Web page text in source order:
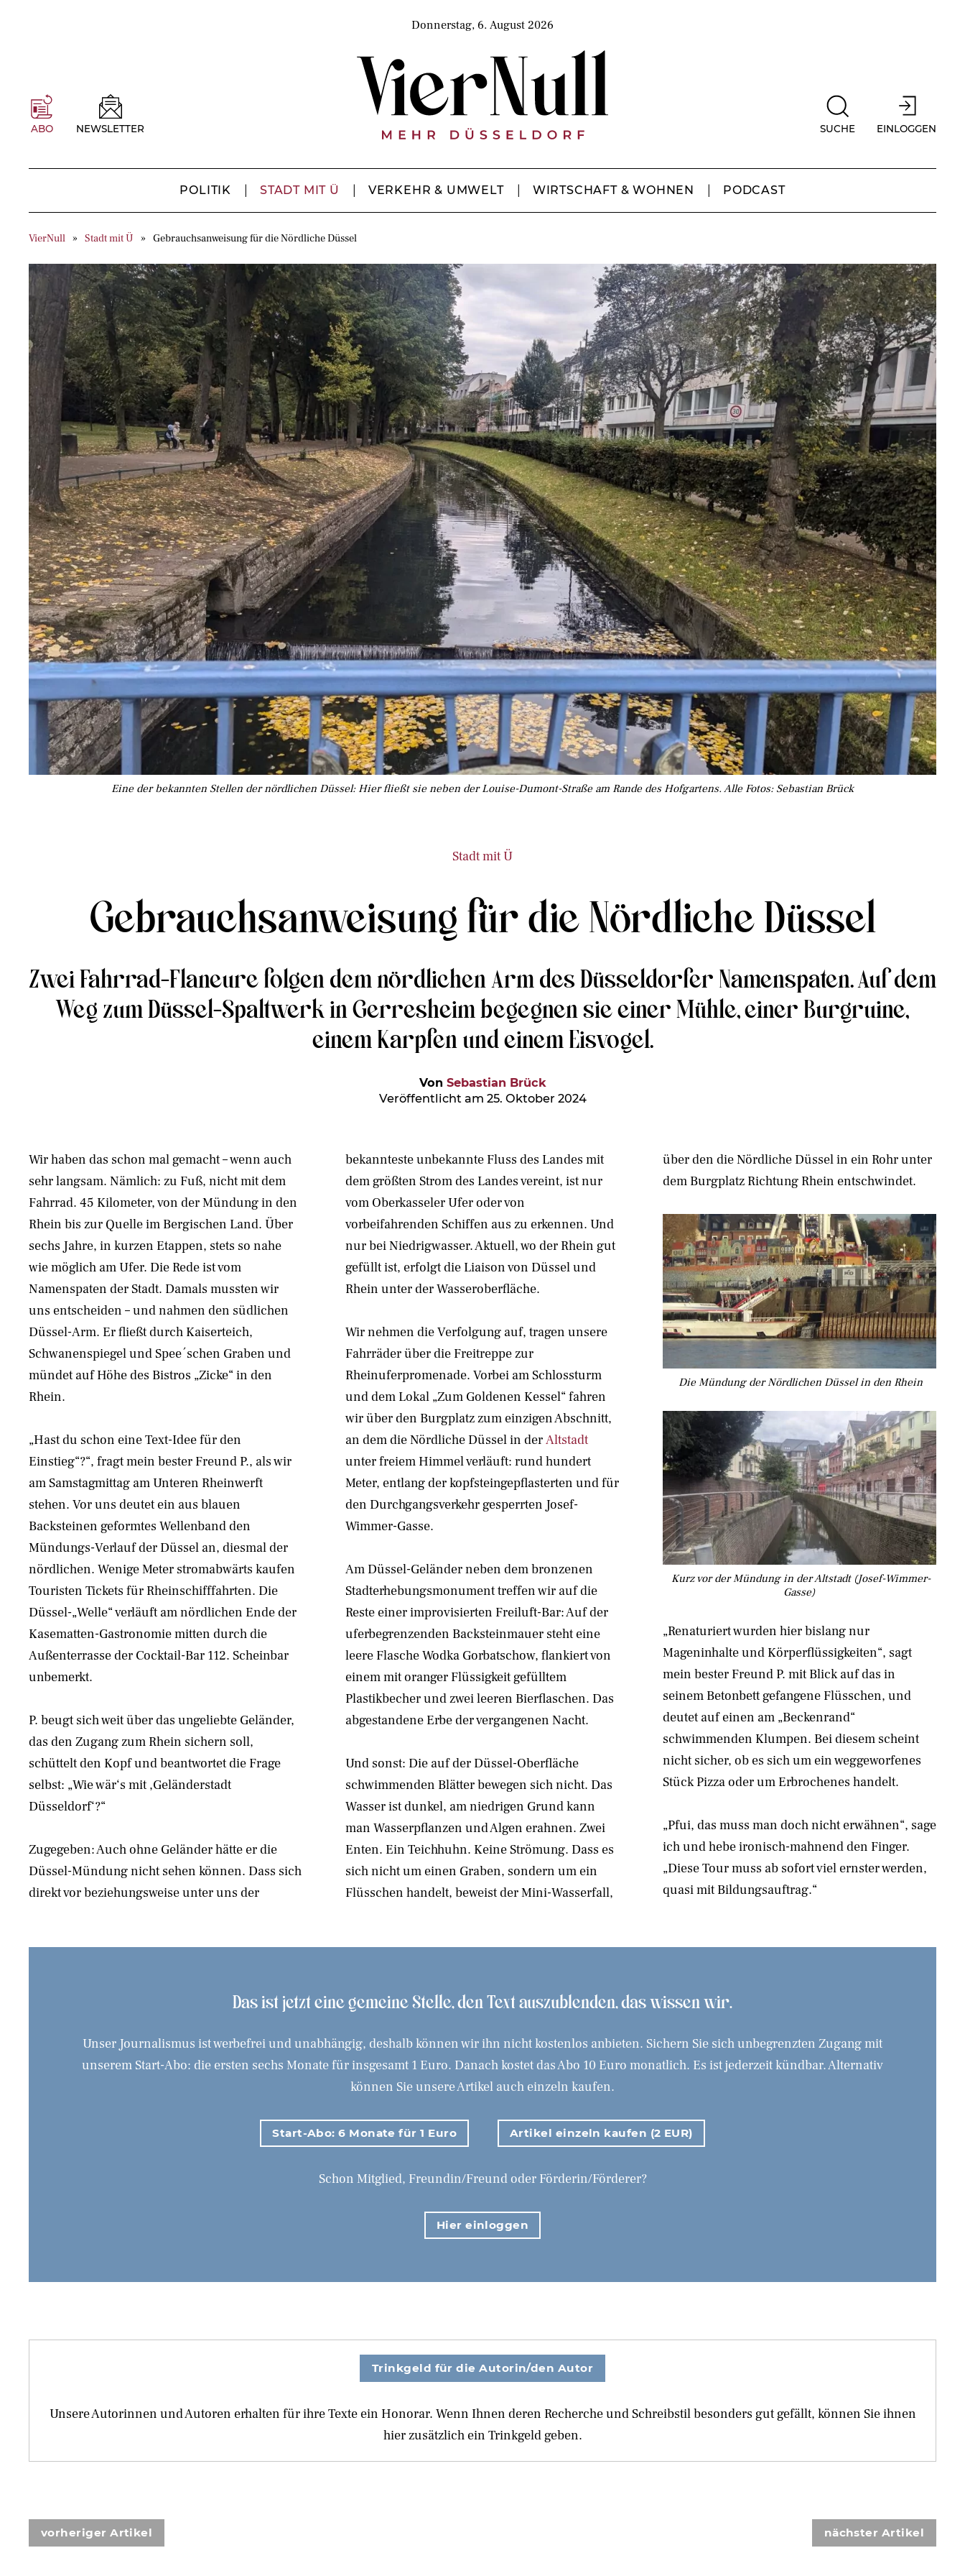
Donnerstag, 6. August 2026
ABO NEWSLETTER SUCHE EINLOGGEN
POLITIK STADT MIT Ü VERKEHR & UMWELT WIRTSCHAFT & WOHNEN PODCAST
VierNull Stadt mit Ü Gebrauchsanweisung für die Nördliche Düssel
Eine der bekannten Stellen der nördlichen Düssel: Hier fließt sie neben der Louise-Dumont-Straße am Rande des Hofgartens. Alle Fotos: Sebastian Brück
Stadt mit Ü
Gebrauchsanweisung für die Nördliche Düssel
Zwei Fahrrad-Flaneure folgen dem nördlichen Arm des Düsseldorfer Namenspaten. Auf dem
Weg zum Düssel-Spaltwerk in Gerresheim begegnen sie einer Mühle, einer Burgruine,
einem Karpfen und einem Eisvogel.
Von Sebastian Brück
Veröffentlicht am 25. Oktober 2024
Wir haben das schon mal gemacht – wenn auch
sehr langsam. Nämlich: zu Fuß, nicht mit dem
Fahrrad. 45 Kilometer, von der Mündung in den
Rhein bis zur Quelle im Bergischen Land. Über
sechs Jahre, in kurzen Etappen, stets so nahe
wie möglich am Ufer. Die Rede ist vom
Namenspaten der Stadt. Damals mussten wir
uns entscheiden – und nahmen den südlichen
Düssel-Arm. Er fließt durch Kaiserteich,
Schwanenspiegel und Spee´schen Graben und
mündet auf Höhe des Bistros „Zicke“ in den
Rhein.
„Hast du schon eine Text-Idee für den
Einstieg“?“, fragt mein bester Freund P., als wir
am Samstagmittag am Unteren Rheinwerft
stehen. Vor uns deutet ein aus blauen
Backsteinen geformtes Wellenband den
Mündungs-Verlauf der Düssel an, diesmal der
nördlichen. Wenige Meter stromabwärts kaufen
Touristen Tickets für Rheinschifffahrten. Die
Düssel-„Welle“ verläuft am nördlichen Ende der
Kasematten-Gastronomie mitten durch die
Außenterrasse der Cocktail-Bar 112. Scheinbar
unbemerkt.
P. beugt sich weit über das ungeliebte Geländer,
das den Zugang zum Rhein sichern soll,
schüttelt den Kopf und beantwortet die Frage
selbst: „Wie wär‘s mit ,Geländerstadt
Düsseldorf‘?“
Zugegeben: Auch ohne Geländer hätte er die
Düssel-Mündung nicht sehen können. Dass sich
direkt vor beziehungsweise unter uns der
bekannteste unbekannte Fluss des Landes mit
dem größten Strom des Landes vereint, ist nur
vom Oberkasseler Ufer oder von
vorbeifahrenden Schiffen aus zu erkennen. Und
nur bei Niedrigwasser. Aktuell, wo der Rhein gut
gefüllt ist, erfolgt die Liaison von Düssel und
Rhein unter der Wasseroberfläche.
Wir nehmen die Verfolgung auf, tragen unsere
Fahrräder über die Freitreppe zur
Rheinuferpromenade. Vorbei am Schlossturm
und dem Lokal „Zum Goldenen Kessel“ fahren
wir über den Burgplatz zum einzigen Abschnitt,
an dem die Nördliche Düssel in derAltstadt
unter freiem Himmel verläuft: rund hundert
Meter, entlang der kopfsteingepflasterten und für
den Durchgangsverkehr gesperrten Josef-
Wimmer-Gasse.
Am Düssel-Geländer neben dem bronzenen
Stadterhebungsmonument treffen wir auf die
Reste einer improvisierten Freiluft-Bar: Auf der
uferbegrenzenden Backsteinmauer steht eine
leere Flasche Wodka Gorbatschow, flankiert von
einem mit oranger Flüssigkeit gefülltem
Plastikbecher und zwei leeren Bierflaschen. Das
abgestandene Erbe der vergangenen Nacht.
Und sonst: Die auf der Düssel-Oberfläche
schwimmenden Blätter bewegen sich nicht. Das
Wasser ist dunkel, am niedrigen Grund kann
man Wasserpflanzen und Algen erahnen. Zwei
Enten. Ein Teichhuhn. Keine Strömung. Dass es
sich nicht um einen Graben, sondern um ein
Flüsschen handelt, beweist der Mini-Wasserfall,
über den die Nördliche Düssel in ein Rohr unter
dem Burgplatz Richtung Rhein entschwindet.
Die Mündung der Nördlichen Düssel in den Rhein
Gasse)
„Renaturiert wurden hier bislang nur
Mageninhalte und Körperflüssigkeiten“, sagt
mein bester Freund P. mit Blick auf das in
seinem Betonbett gefangene Flüsschen, und
deutet auf einen am „Beckenrand“
schwimmenden Klumpen. Bei diesem scheint
nicht sicher, ob es sich um ein weggeworfenes
Stück Pizza oder um Erbrochenes handelt.
„Pfui, das muss man doch nicht erwähnen“, sage
ich und hebe ironisch-mahnend den Finger.
„Diese Tour muss ab sofort viel ernster werden,
quasi mit Bildungsauftrag.“
Das ist jetzt eine gemeine Stelle, den Text auszublenden, das wissen wir.
Unser Journalismus ist werbefrei und unabhängig, deshalb können wir ihn nicht kostenlos anbieten. Sichern Sie sich unbegrenzten Zugang mit
unserem Start-Abo: die ersten sechs Monate für insgesamt 1 Euro. Danach kostet das Abo 10 Euro monatlich. Es ist jederzeit kündbar. Alternativ
können Sie unsere Artikel auch einzeln kaufen.
Start-Abo: 6 Monate für 1 Euro Artikel einzeln kaufen (2 EUR)
Schon Mitglied, Freundin/Freund oder Förderin/Förderer?
Hier einloggen
Trinkgeld für die Autorin/den Autor
Unsere Autorinnen und Autoren erhalten für ihre Texte ein Honorar. Wenn Ihnen deren Recherche und Schreibstil besonders gut gefällt, können Sie ihnen
hier zusätzlich ein Trinkgeld geben.
vorheriger Artikel nächster Artikel